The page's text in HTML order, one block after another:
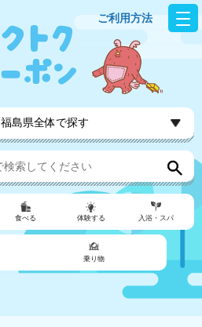
ご利用方法
福島県全体で探す
食べる 体験する 入浴・スパ
乗り物